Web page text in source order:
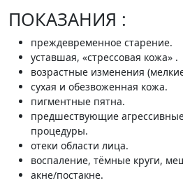
ПОКАЗАНИЯ :
преждевременное старение.
уставшая, «стрессовая кожа» .
возрастные изменения
сухая и обезвоженная кожа.
пигментные пятна.
предшествующие
процедуры.
отеки области лица.
воспаление, тёмные круги,
акне/постакне.